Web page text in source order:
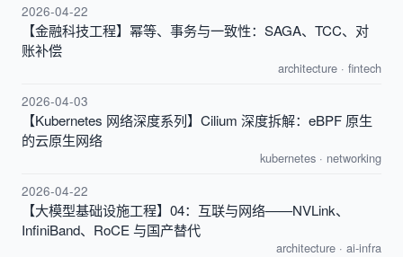
2026-04-22
【金融科技工程】幂等、事务与一致性：SAGA、TCC、对
账补偿
architecture · fintech
2026-04-03
【Kubernetes 网络深度系列】Cilium 深度拆解：eBPF 原生
的云原生网络
kubernetes · networking
2026-04-22
【大模型基础设施工程】04：互联与网络——NVLink、
InfiniBand、RoCE 与国产替代
architecture · ai-infra